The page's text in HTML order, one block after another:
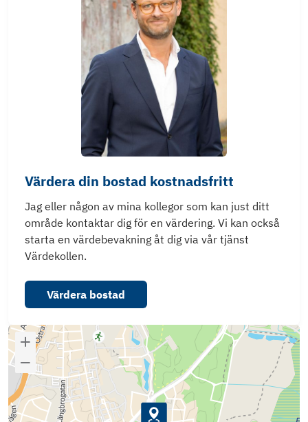
Värdera din bostad kostnadsfritt
Jag eller någon av mina kollegor som kan just ditt
område kontaktar dig för en värdering. Vi kan också
starta en värdebevakning åt dig via vår tjänst
Värdekollen.
Värdera bostad